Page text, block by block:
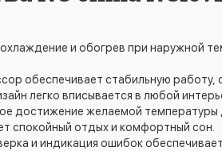
и обогрев при наружной
обеспечивает стабильную
легко вписывается в любой
достижение желаемой
спокойный отдых и комфортный сон.
и индикация ошибок